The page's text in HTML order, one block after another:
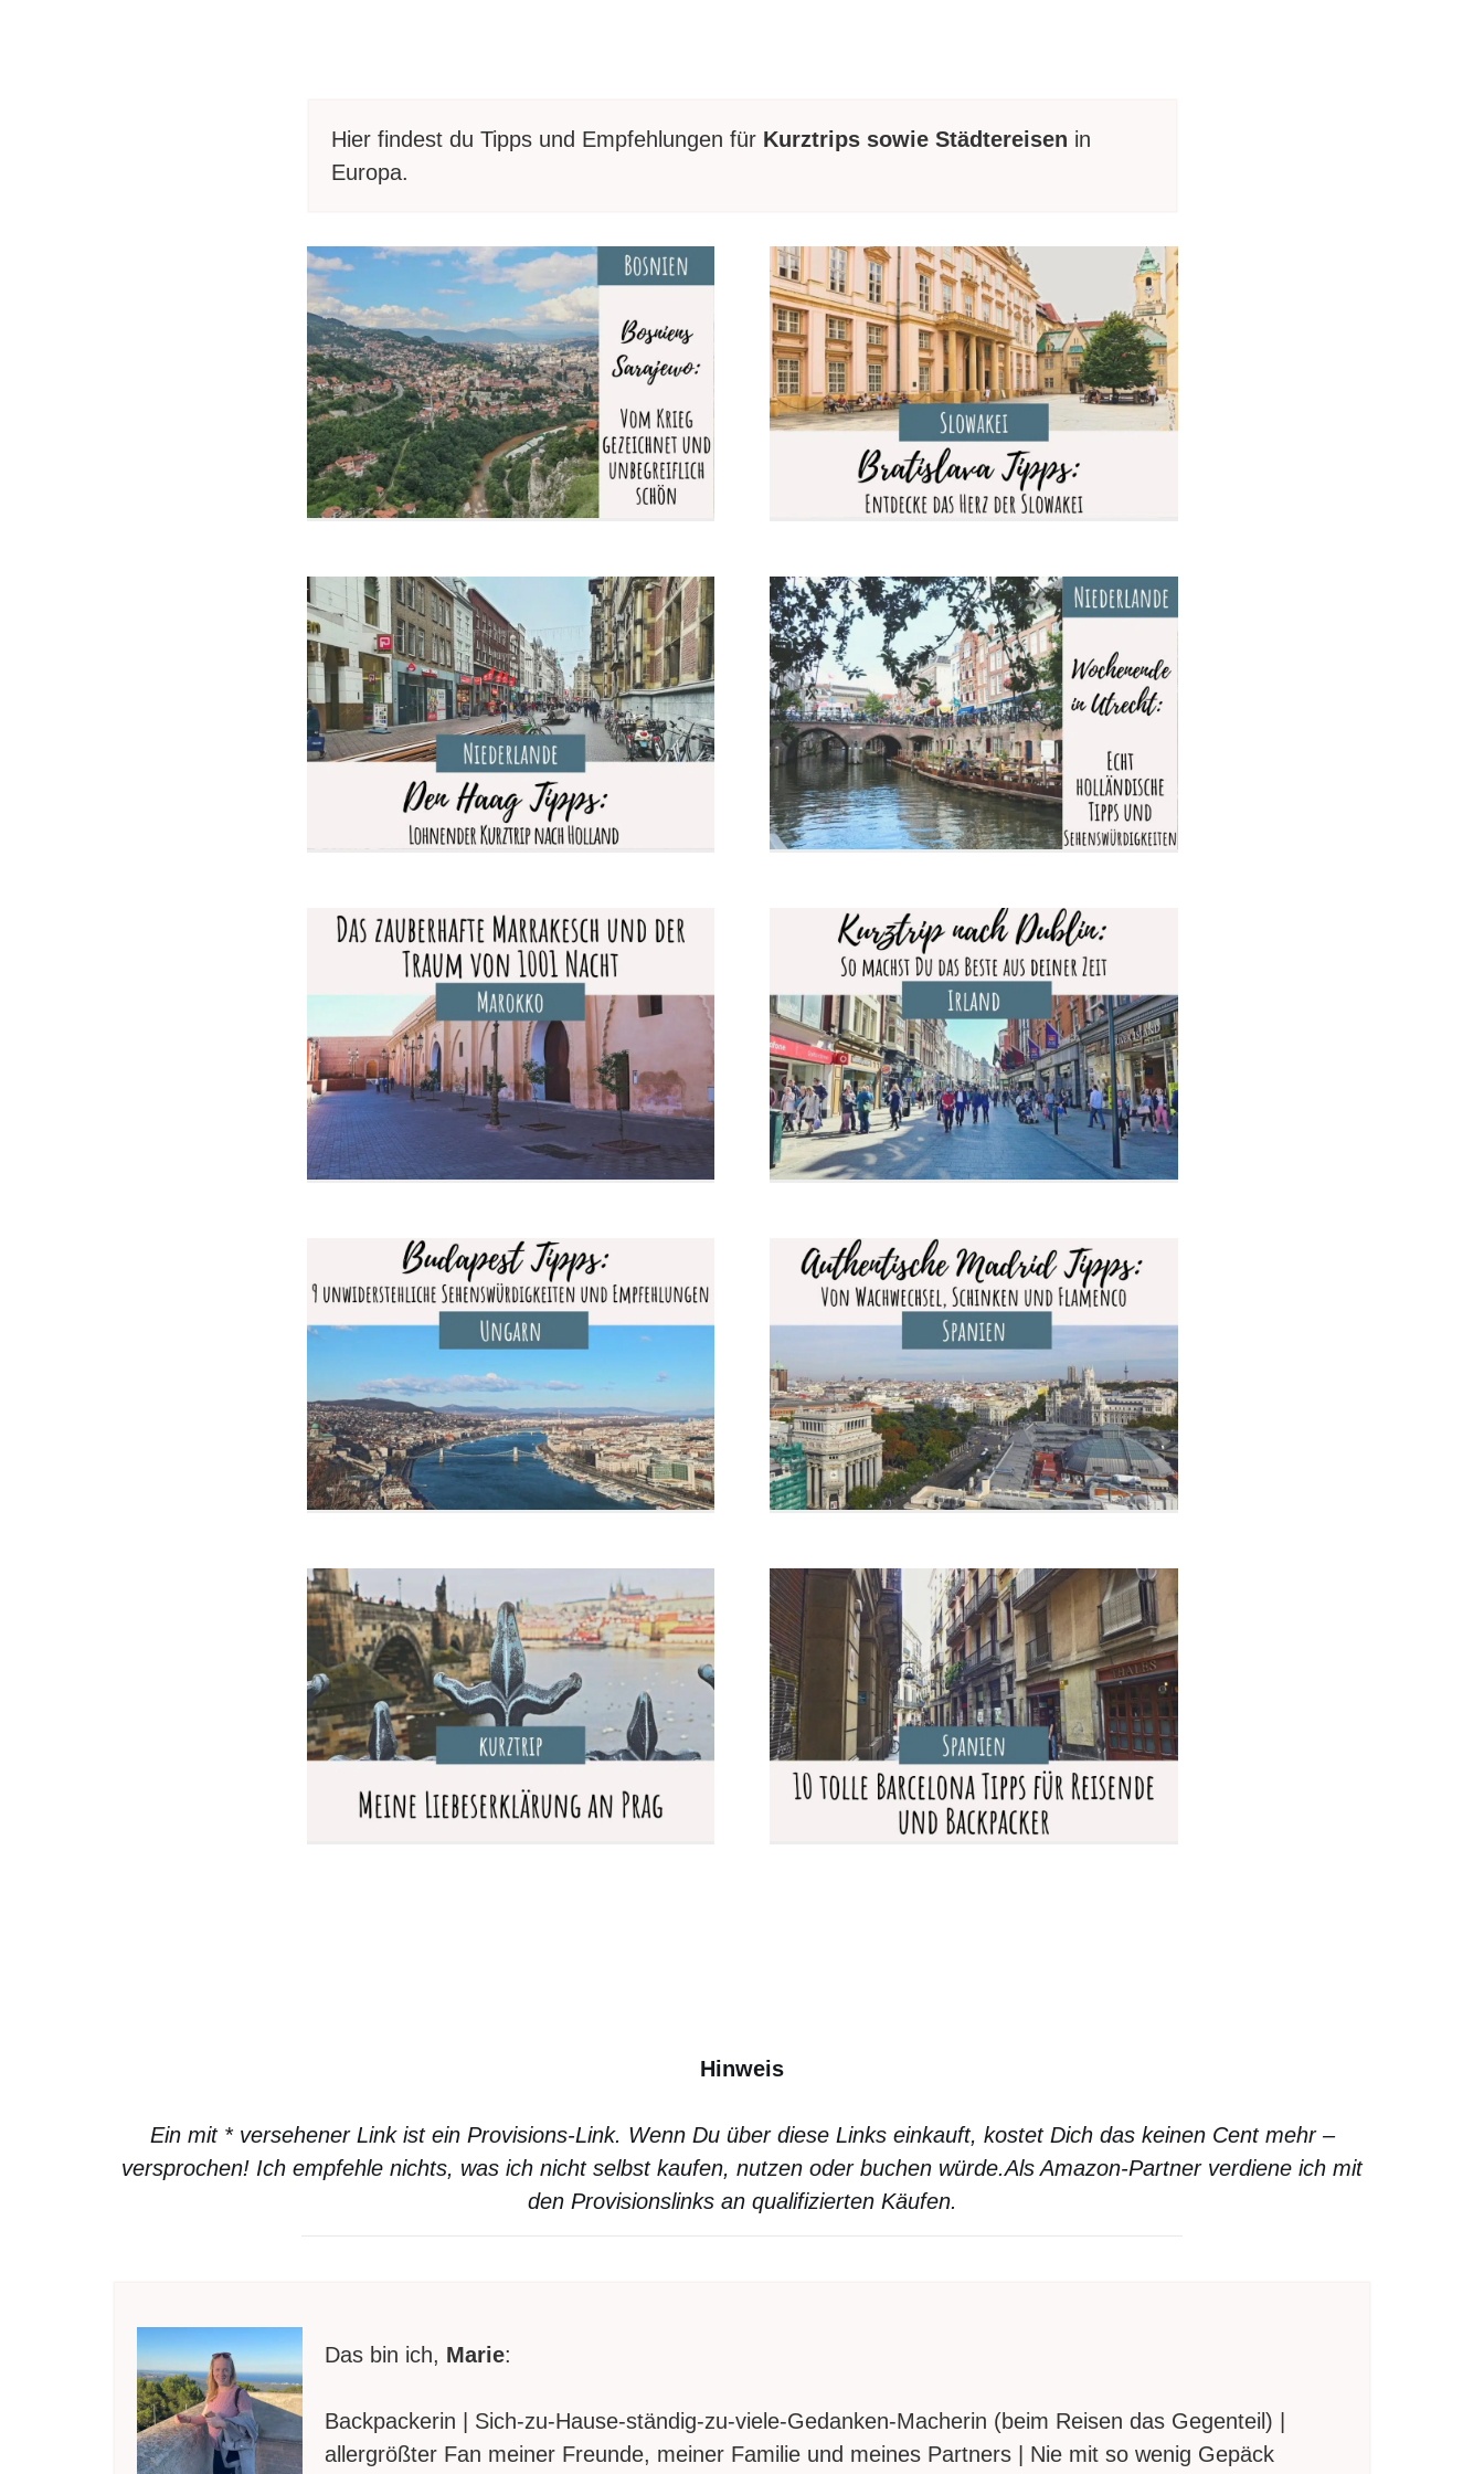
Hier findest du Tipps und Empfehlungen für Kurztrips sowie Städtereisen in
Europa.
Hinweis
Ein mit * versehener Link ist ein Provisions-Link. Wenn Du über diese Links einkauft, kostet Dich das keinen Cent mehr –
versprochen! Ich empfehle nichts, was ich nicht selbst kaufen, nutzen oder buchen würde.Als Amazon-Partner verdiene ich mit
den Provisionslinks an qualifizierten Käufen.
Das bin ich, Marie:
Backpackerin | Sich-zu-Hause-ständig-zu-viele-Gedanken-Macherin (beim Reisen das Gegenteil) |
allergrößter Fan meiner Freunde, meiner Familie und meines Partners | Nie mit so wenig Gepäck